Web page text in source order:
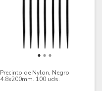
Precinto de Nylon, Negro
4.8x200mm. 100 uds.